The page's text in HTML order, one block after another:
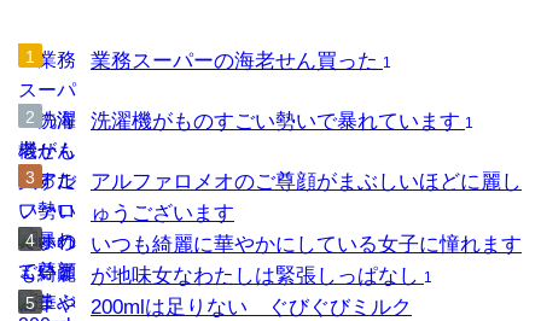
業務スーパーの海老せん買った 1
洗濯機がものすごい勢いで暴れています 1
アルファロメオのご尊顔がまぶしいほどに麗し
ゅうございます
いつも綺麗に華やかにしている女子に憧れます
が地味女なわたしは緊張しっぱなし 1
200mlは足りない ぐびぐびミルク